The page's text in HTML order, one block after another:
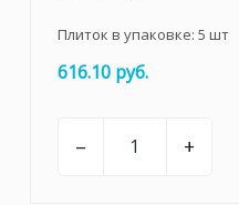
Плиток в упаковке: 5 шт
616.10 руб.
– +